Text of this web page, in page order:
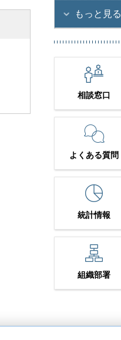
もっと見る
相談窓口
よくある質問
統計情報
組織部署